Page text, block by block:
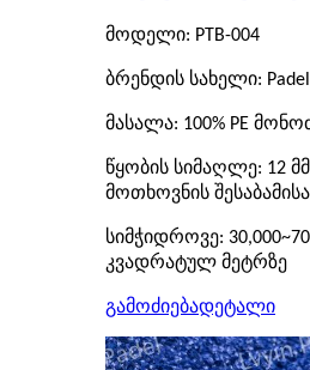
მოდელი: PTB-004
ბრენდის სახელი: Padel
მასალა: 100% PE
წყობის სიმაღლე: 12
მოთხოვნის
სიმჭიდროვე:
კვადრატულ მეტრზე
გამოძიებადეტალი